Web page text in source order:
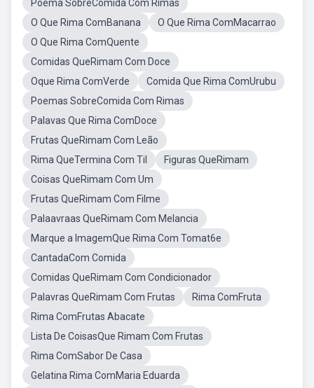
Poema SobreComida Com Rimas
O Que Rima ComBanana
O Que Rima ComMacarrao
O Que Rima ComQuente
Comidas QueRimam Com Doce
Oque Rima ComVerde
Comida Que Rima ComUrubu
Poemas SobreComida Com Rimas
Palavas Que Rima ComDoce
Frutas QueRimam Com Leão
Rima QueTermina Com Til
Figuras QueRimam
Coisas QueRimam Com Um
Frutas QueRimam Com Filme
Palaavraas QueRimam Com Melancia
Marque a ImagemQue Rima Com Tomat6e
CantadaCom Comida
Comidas QueRimam Com Condicionador
Palavras QueRimam Com Frutas
Rima ComFruta
Rima ComFrutas Abacate
Lista De CoisasQue Rimam Com Frutas
Rima ComSabor De Casa
Gelatina Rima ComMaria Eduarda